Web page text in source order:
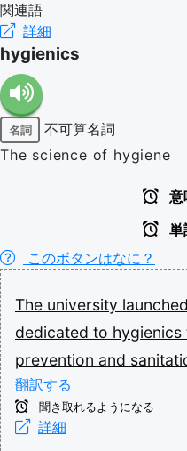
関連語
詳細
hygienics
名詞
不可算名詞
The science of hygiene
意
単
このボタンはなに？
The university launched
dedicated to hygienics
prevention and
翻訳する
聞き取れるようになる
詳細